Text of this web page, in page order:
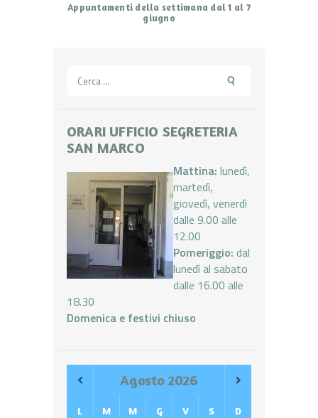
Appuntamenti della settimana dal 1 al 7
giugno
per:
ORARI UFFICIO SEGRETERIA
SAN MARCO
Mattina: lunedì,
martedì,
giovedì, venerdì
dalle 9.00 alle
12.00
Pomeriggio: dal
lunedì al sabato
dalle 16.00 alle
18.30
Domenica e festivi chiuso
Agosto2026
L M M G V S D